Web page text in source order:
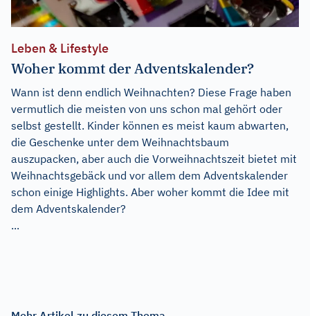
Leben & Lifestyle
Woher kommt der Adventskalender?
Wann ist denn endlich Weihnachten? Diese Frage haben
vermutlich die meisten von uns schon mal gehört oder
selbst gestellt. Kinder können es meist kaum abwarten,
die Geschenke unter dem Weihnachtsbaum
auszupacken, aber auch die Vorweihnachtszeit bietet mit
Weihnachtsgebäck und vor allem dem Adventskalender
schon einige Highlights. Aber woher kommt die Idee mit
dem Adventskalender?
...